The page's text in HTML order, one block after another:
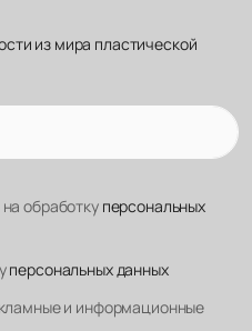
из мира пластической
обработку персональных
персональных данных
и информационные